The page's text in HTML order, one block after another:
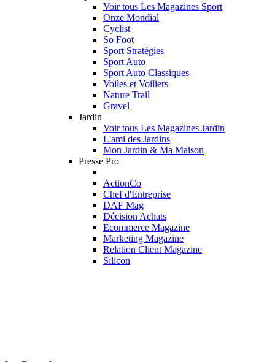
Voir tous Les Magazines Sport
Onze Mondial
Cyclist
So Foot
Sport Stratégies
Sport Auto
Sport Auto Classiques
Voiles et Voiliers
Nature Trail
Gravel
Jardin
Voir tous Les Magazines Jardin
L'ami des Jardins
Mon Jardin & Ma Maison
Presse Pro
ActionCo
Chef d'Entreprise
DAF Mag
Décision Achats
Ecommerce Magazine
Marketing Magazine
Relation Client Magazine
Silicon